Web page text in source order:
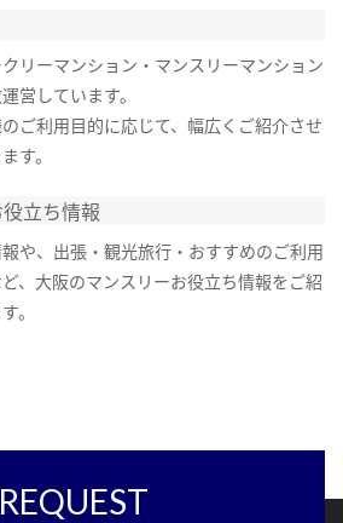
リーマンション・マンスリーマンション
営しています。
ご利用目的に応じて、幅広くご紹介させ
す。
立ち情報
や、出張・観光旅行・おすすめのご利用
、大阪のマンスリーお役立ち情報をご紹
。
REQUEST